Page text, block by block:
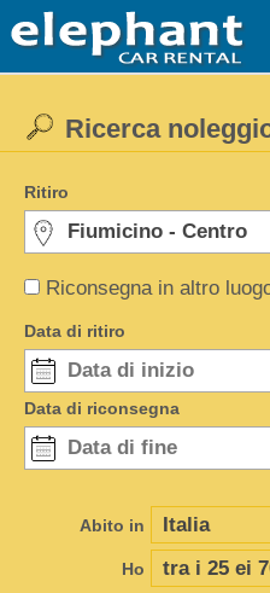
Riconsegna in altro
Ricerca
Ritiro
Data di ritiro
Data di riconsegna
Abito in
Ho